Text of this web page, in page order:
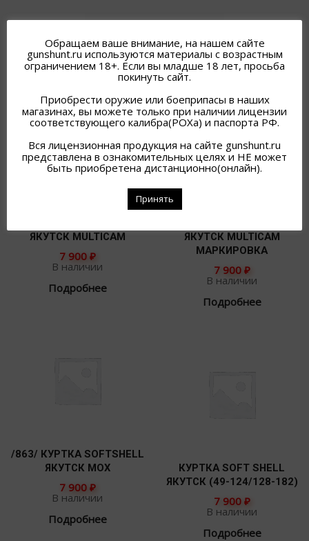
Исходная сортировка
ЯКУТСК MULTICAM
7 900 ₽
В наличии
Подробнее
ЯКУТСК MULTICAM
МАРКИРОВКА
7 900 ₽
В наличии
Подробнее
/863/ КУРТКА SOFTSHELL
ЯКУТСК МОХ
7 900 ₽
В наличии
Подробнее
КУРТКА SOFT SHELL
ЯКУТСК (49-124/128-182)
7 900 ₽
В наличии
Подробнее
Обращаем ваше внимание, на нашем сайте
gunshunt.ru используются материалы с возрастным
ограничением 18+. Если вы младше 18 лет, просьба
покинуть сайт.
Приобрести оружие или боеприпасы в наших
магазинах, вы можете только при наличии лицензии
соответствующего калибра(РОХа) и паспорта РФ.
Вся лицензионная продукция на сайте gunshunt.ru
представлена в ознакомительных целях и НЕ может
быть приобретена дистанционно(онлайн).
Принять